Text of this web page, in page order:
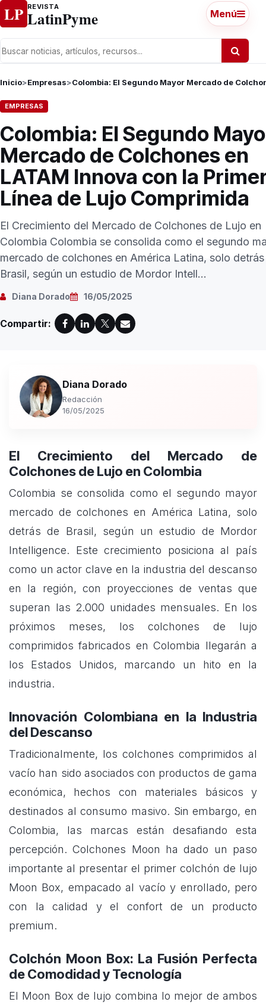
Ir al contenido
LP REVISTA
LatinPyme Menú
Inicio>Empresas>Colombia: El Segundo Mayor Mercado de
EMPRESAS
Colombia: El Segundo
Mercado de Colchones en
LATAM Innova con la
Línea de Lujo Comprimida
El Crecimiento del Mercado de Colchones de Lujo en
Colombia Colombia se consolida como el segundo
mercado de colchones en América Latina, solo
Brasil, según un estudio de Mordor Intell...
Diana Dorado 16/05/2025
Compartir:
Diana Dorado
Redacción
16/05/2025
El Crecimiento del Mercado de
Colchones de Lujo en Colombia
Colombia se consolida como el segundo mayor
mercado de colchones en América Latina, solo
detrás de Brasil, según un estudio de Mordor
Intelligence. Este crecimiento posiciona al país
como un actor clave en la industria del descanso
en la región, con proyecciones de ventas que
superan las 2.000 unidades mensuales. En los
próximos meses, los colchones de lujo
comprimidos fabricados en Colombia llegarán a
los Estados Unidos, marcando un hito en la
industria.
Innovación Colombiana en la Industria
del Descanso
Tradicionalmente, los colchones comprimidos al
vacío han sido asociados con productos de gama
económica, hechos con materiales básicos y
destinados al consumo masivo. Sin embargo, en
Colombia, las marcas están desafiando esta
percepción. Colchones Moon ha dado un paso
importante al presentar el primer colchón de lujo
Moon Box, empacado al vacío y enrollado, pero
con la calidad y el confort de un producto
premium.
Colchón Moon Box: La Fusión Perfecta
de Comodidad y Tecnología
El Moon Box de lujo combina lo mejor de ambos